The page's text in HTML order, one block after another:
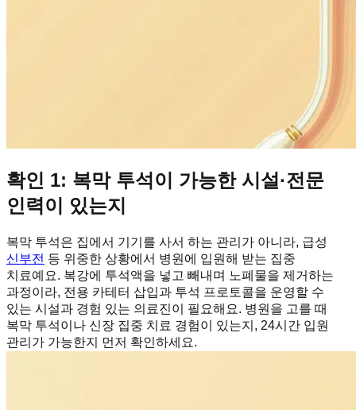
확인 1: 복막 투석이 가능한 시설·전문
인력이 있는지
복막 투석은 집에서 기기를 사서 하는 관리가 아니라, 급성
신부전 등 위중한 상황에서 병원에 입원해 받는 집중
치료예요. 복강에 투석액을 넣고 빼내며 노폐물을 제거하는
과정이라, 전용 카테터 삽입과 투석 프로토콜을 운영할 수
있는 시설과 경험 있는 의료진이 필요해요. 병원을 고를 때
복막 투석이나 신장 집중 치료 경험이 있는지, 24시간 입원
관리가 가능한지 먼저 확인하세요.